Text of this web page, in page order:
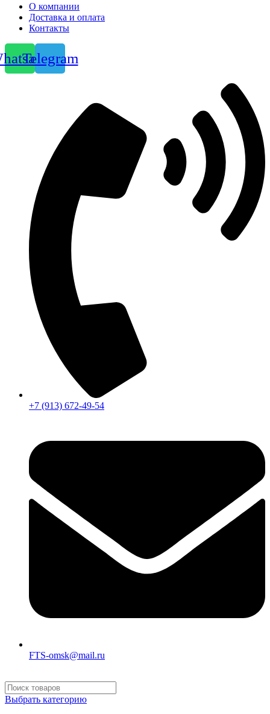
О компании
Доставка и оплата
Контакты
Telegram
+7 (913) 672-49-54
FTS-omsk@mail.ru
Выбрать категорию